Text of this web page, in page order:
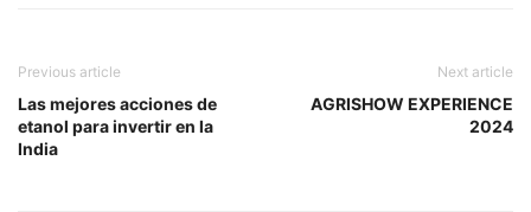
Previous article
Las mejores acciones de
etanol para invertir en la
India
Next article
AGRISHOW EXPERIENCE
2024